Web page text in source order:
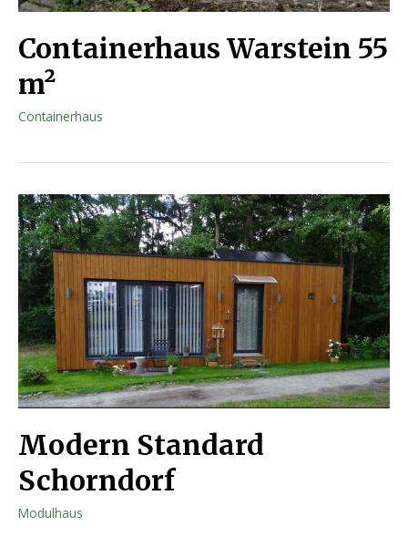
Containerhaus Warstein 55
m²
Containerhaus
Modern Standard
Schorndorf
Modulhaus